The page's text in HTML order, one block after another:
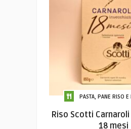
PASTA, PANE RISO E
Riso Scotti
18 mesi